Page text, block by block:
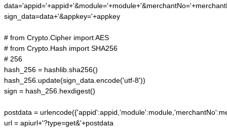
sign_data=data+'&appkey='+appkey
# from Crypto.Cipher import AES
# from Crypto.Hash import SHA256
# 256
hash_256 = hashlib.sha256()
hash_256.update(sign_data.encode('utf-8'))
sign = hash_256.hexdigest()
postdata =
url = apiurl+'?type=get&'+postdata